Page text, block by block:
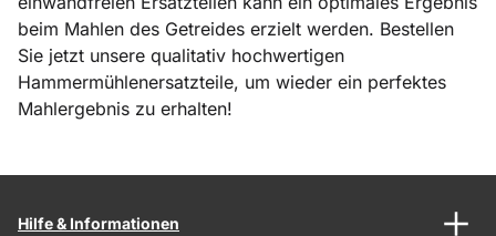
beim Mahlen des Getreides erzielt werden. Bestellen
Sie jetzt unsere qualitativ hochwertigen
Hammermühlenersatzteile, um wieder ein perfektes
Mahlergebnis zu erhalten!
Hilfe & Informationen